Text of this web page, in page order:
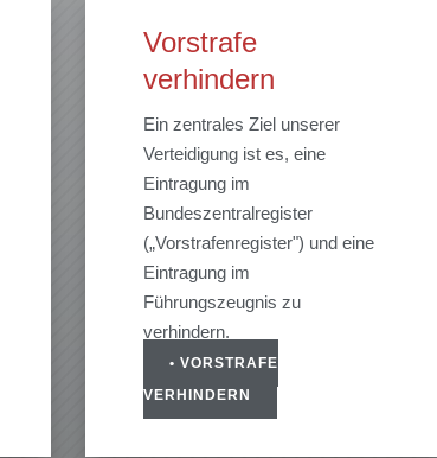
Vorstrafe
verhindern
Ein zentrales Ziel unserer
Verteidigung ist es, eine
Eintragung im
Bundeszentralregister
(„Vorstrafenregister") und eine
Eintragung im
Führungszeugnis zu
verhindern.
• VORSTRAFE
VERHINDERN